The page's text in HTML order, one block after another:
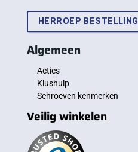
HERROEP BESTELLING
Algemeen
Acties
Klushulp
Schroeven kenmerken
Veilig winkelen